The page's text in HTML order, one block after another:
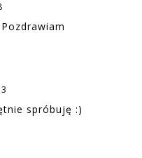
spróbuję :)